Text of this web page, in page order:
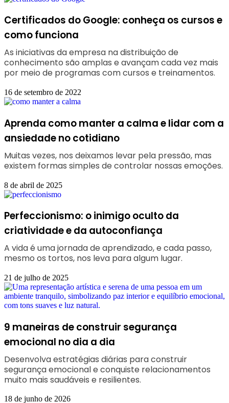
Certificados do Google: conheça os cursos e
como funciona
As iniciativas da empresa na distribuição de
conhecimento são amplas e avançam cada vez mais
por meio de programas com cursos e treinamentos.
16 de setembro de 2022
Aprenda como manter a calma e lidar com a
ansiedade no cotidiano
Muitas vezes, nos deixamos levar pela pressão, mas
existem formas simples de controlar nossas emoções.
8 de abril de 2025
Perfeccionismo: o inimigo oculto da
criatividade e da autoconfiança
A vida é uma jornada de aprendizado, e cada passo,
mesmo os tortos, nos leva para algum lugar.
21 de julho de 2025
9 maneiras de construir segurança
emocional no dia a dia
Desenvolva estratégias diárias para construir
segurança emocional e conquiste relacionamentos
muito mais saudáveis e resilientes.
18 de junho de 2026